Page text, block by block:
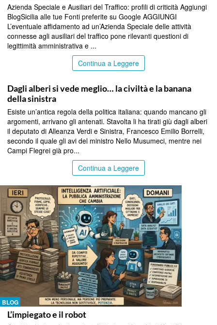
Azienda Speciale e Ausiliari del Traffico: profili di criticità Aggiungi
BlogSicilia alle tue Fonti preferite su Google AGGIUNGI
L’eventuale affidamento ad un’Azienda Speciale delle attività
connesse agli ausiliari del traffico pone rilevanti questioni di
legittimità amministrativa e ...
Continua a Leggere
Dagli alberi si vede meglio… la civiltà e la banana
della sinistra
Esiste un’antica regola della politica italiana: quando mancano gli
argomenti, arrivano gli antenati. Stavolta li ha tirati giù dagli alberi
il deputato di Alleanza Verdi e Sinistra, Francesco Emilio Borrelli,
secondo il quale gli avi del ministro Nello Musumeci, mentre nei
Campi Flegrei già pro...
Continua a Leggere
BLOG
L’impiegato e il robot